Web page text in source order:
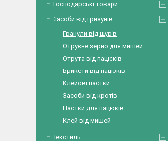
Господарські товари
Засоби від гризунів
Гранули від щурів
Отруєне зерно для мишей
Отрута від пацюків
Брикети від пацюків
Клейові пастки
Засоби від кротів
Пастки для пацюків
Клей від мишей
Текстиль